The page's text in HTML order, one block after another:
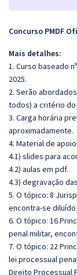
Concurso PMDF
Mais detalhes:
1. Curso baseado
2025.
2. Serão
todos) a critério
3. Carga horária
aproximadamente.
4. Material de apoio:
4.1) slides para
4.2) aulas em pdf.
4.3) degravação
5. O tópico: 8
encontra-se
6. O tópico: 16
penal militar,
7. O tópico: 22
lei processual
Direito Processual